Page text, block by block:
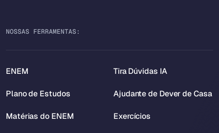
NOSSAS FERRAMENTAS:
ENEM
Plano de Estudos
Matérias do ENEM
Tira Dúvidas IA
Ajudante de Dever de Casa
Exercícios